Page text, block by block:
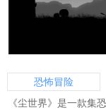
恐怖冒险
《尘世界》是一款集